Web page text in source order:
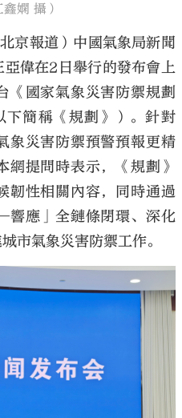
嫻 攝）
京報道）中國氣象局新聞
偉在2日舉行的發布會上
《國家氣象災害防禦規劃
簡稱《規劃》）。針對
象災害防禦預警預報更精
網提問時表示，《規劃》
韌性相關內容，同時通過
應」全鏈條閉環、深化
市氣象災害防禦工作。